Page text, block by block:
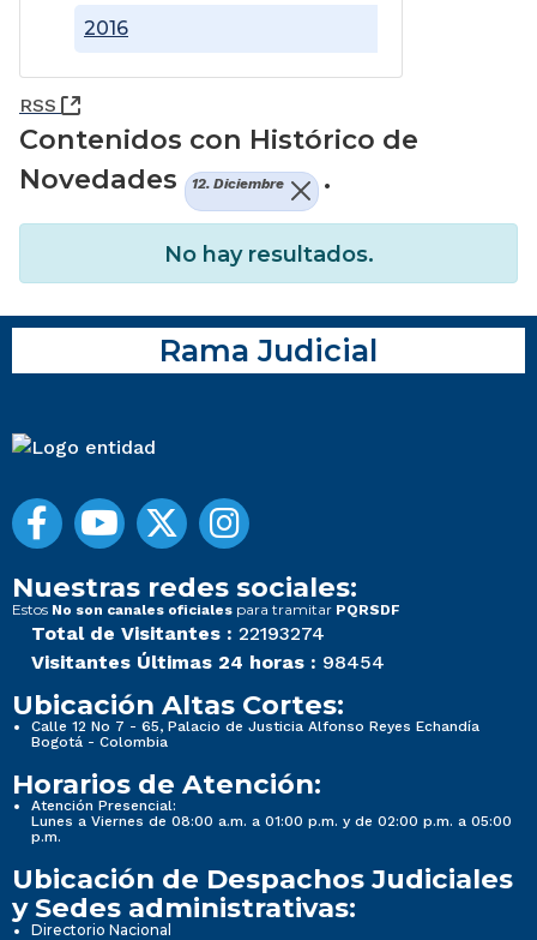
2016
RSS (Abre una nueva ventana)
Contenidos con Histórico de
Novedades
12. Diciembre .
No hay resultados.
Rama Judicial
Nuestras redes sociales:
Estos No son canales oficiales para tramitar PQRSDF
Total de Visitantes : 22193274
Visitantes Últimas 24 horas : 98454
Ubicación Altas Cortes:
Calle 12 No 7 - 65, Palacio de Justicia Alfonso Reyes Echandía
Bogotá - Colombia
Horarios de Atención:
Atención Presencial:
Lunes a Viernes de 08:00 a.m. a 01:00 p.m. y de 02:00 p.m. a 05:00
p.m.
Ubicación de Despachos Judiciales
y Sedes administrativas:
Directorio Nacional